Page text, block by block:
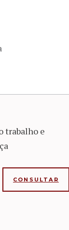
trabalho e
CONSULTAR